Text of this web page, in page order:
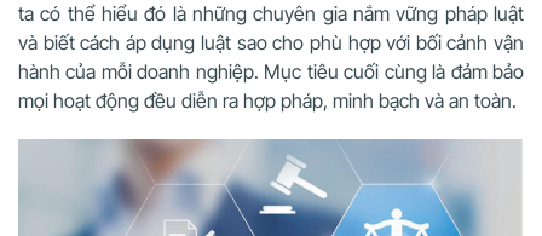
ta có thể hiểu đó là những chuyên gia nắm vững pháp luật
và biết cách áp dụng luật sao cho phù hợp với bối cảnh vận
hành của mỗi doanh nghiệp. Mục tiêu cuối cùng là đảm bảo
mọi hoạt động đều diễn ra hợp pháp, minh bạch và an toàn.